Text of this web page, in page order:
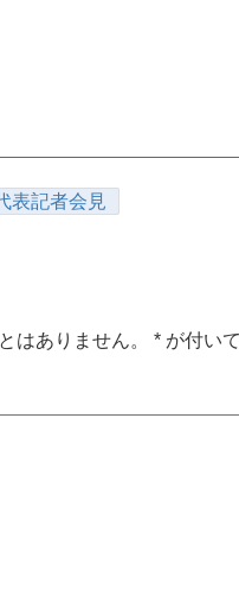
表記者会見
はありません。 * が付い